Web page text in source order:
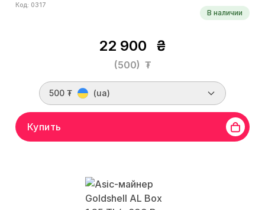
Код: 0317
В наличии
22 900 ₴
(500) ₮
500 ₮ (ua)
Купить